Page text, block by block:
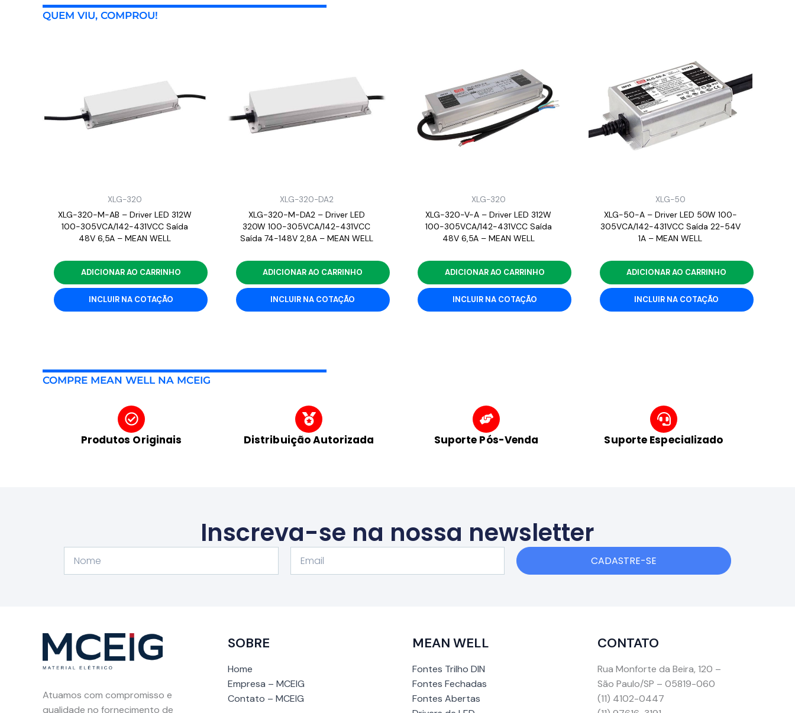
QUEM VIU, COMPROU!
XLG-320
XLG-320-M-AB – Driver LED 312W
100-305VCA/142-431VCC Saída
48V 6,5A – MEAN WELL
ADICIONAR AO CARRINHO
INCLUIR NA COTAÇÃO
XLG-320-DA2
XLG-320-M-DA2 – Driver LED
320W 100-305VCA/142-431VCC
Saída 74-148V 2,8A – MEAN WELL
ADICIONAR AO CARRINHO
INCLUIR NA COTAÇÃO
XLG-320
XLG-320-V-A – Driver LED 312W
100-305VCA/142-431VCC Saída
48V 6,5A – MEAN WELL
ADICIONAR AO CARRINHO
INCLUIR NA COTAÇÃO
XLG-50
XLG-50-A – Driver LED 50W 100-
305VCA/142-431VCC Saída 22-54V
1A – MEAN WELL
ADICIONAR AO CARRINHO
INCLUIR NA COTAÇÃO
COMPRE MEAN WELL NA MCEIG
Produtos Originais Distribuição Autorizada Suporte Pós-Venda Suporte Especializado
Inscreva-se na nossa newsletter
CADASTRE-SE
Atuamos com compromisso e
qualidade no fornecimento de
SOBRE
Home
Empresa – MCEIG
Contato – MCEIG
MEAN WELL
Fontes Trilho DIN
Fontes Fechadas
Fontes Abertas
CONTATO
Rua Monforte da Beira, 120 –
São Paulo/SP – 05819-060
(11) 4102-0447